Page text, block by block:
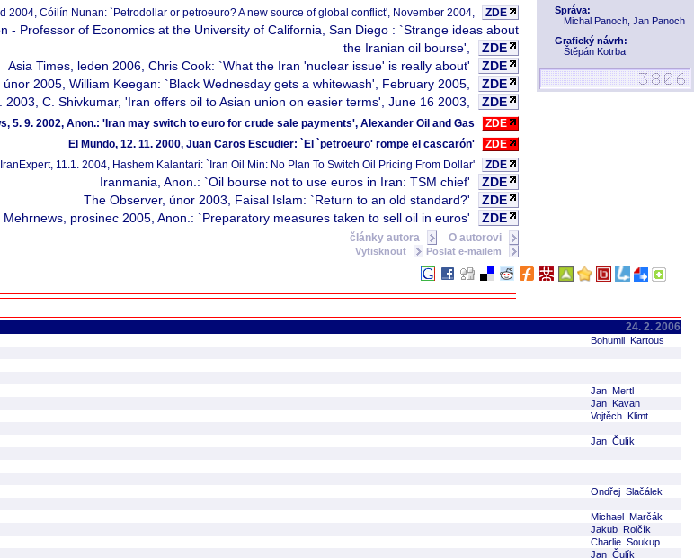
Správa:
Michal Panoch, Jan Panoch
Grafický návrh:
Štěpán Kotrba
2004, Cóilín Nunan: `Petrodollar or petroeuro? A new source of global conflict', November 2004, ZDE
- Professor of Economics at the University of California, San Diego : `Strange ideas about
the Iranian oil bourse',
ZDE
Asia Times, leden 2006, Chris Cook: `What the Iran 'nuclear issue' is really about'
ZDE
2005, William Keegan: `Black Wednesday gets a whitewash', February 2005,
ZDE
2003, C. Shivkumar, 'Iran offers oil to Asian union on easier terms', June 16 2003,
ZDE
5. 9. 2002, Anon.: 'Iran may switch to euro for crude sale payments', Alexander Oil and Gas
ZDE
El Mundo, 12. 11. 2000, Juan Caros Escudier: `El `petroeuro' rompe el cascarón'
ZDE
IranExpert, 11.1. 2004, Hashem Kalantari: `Iran Oil Min: No Plan To Switch Oil Pricing From Dollar'
ZDE
Iranmania, Anon.: `Oil bourse not to use euros in Iran: TSM chief'
ZDE
The Observer, únor 2003, Faisal Islam: `Return to an old standard?'
ZDE
Mehrnews, prosinec 2005, Anon.: `Preparatory measures taken to sell oil in euros'
ZDE
články autora O autorovi
Vytisknout Poslat e-mailem
24. 2. 2006
Bohumil Kartous
Jan Mertl
Jan Kavan
Vojtěch Klimt
Jan Čulík
Ondřej Slačálek
Michael Marčák
Jakub Rolčík
Charlie Soukup
Jan Čulík